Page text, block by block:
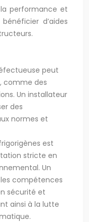
performance et
d’aides
peut
comme des
Un installateur
des
normes et
est
stricte en
Un
compétences
sécurité et
ainsi à la lutte